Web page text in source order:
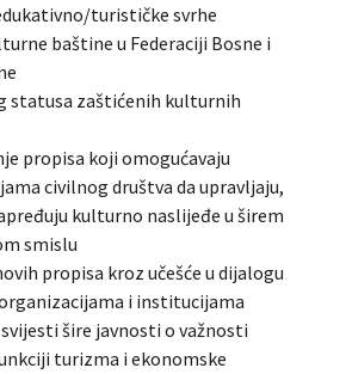
turističke svrhe
baštine u Federaciji Bosne i
statusa zaštićenih kulturnih
propisa koji omogućavaju
civilnog društva da upravljaju,
kulturno naslijeđe u širem
smislu
propisa kroz učešće u dijalogu
i institucijama
šire javnosti o važnosti
turizma i ekonomske